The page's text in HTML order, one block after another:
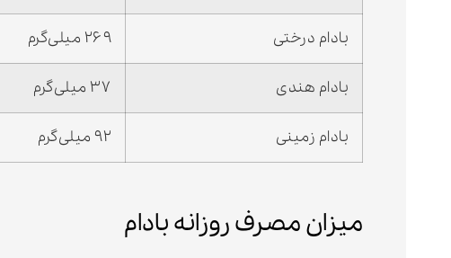
بادام درختی ۲۶۹ میلی‌گرم
بادام هندی ۳۷ میلی‌گرم
بادام زمینی ۹۲ میلی‌گرم
میزان مصرف روزانه بادام